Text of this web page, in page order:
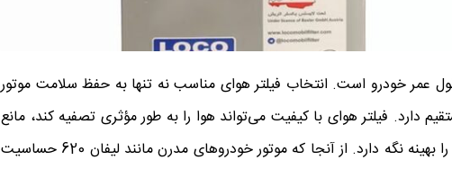
موتور و طول عمر خودرو است. انتخاب فیلتر هوای مناسب نه تنها به حفظ سلامت موتور
فیلتر هوای با کیفیت می‌تواند هوا را به طور مؤثری تصفیه کند، مانع
ورود ذرات گرد و غبار و آلودگی‌های دیگر به موتور شده و عملکرد آن را بهینه نگه دارد. از آنجا که موتور خودروهای مدرن مانند لیفان 620 حساسیت